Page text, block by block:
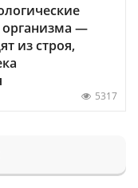
—
из строя,
5317